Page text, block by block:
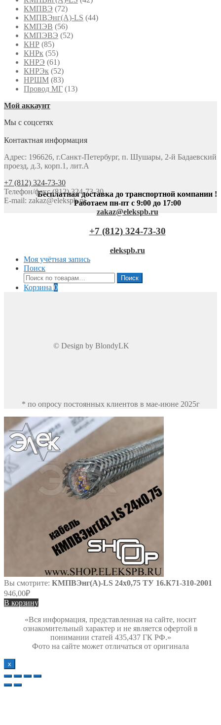
КМПВЭ (72)
КМПВЭнг(А)-LS (44)
КМПЭВ (56)
КМПЭВЭ (52)
КНР (85)
КНРк (55)
КНРЭ (61)
КНРЭк (52)
НРШМ (83)
Провод МГ (13)
Мой аккаунт
Мы с соцсетях
Контактная информация
Адрес: 196626, г.Санкт-Петербург, п. Шушары, 2-й Бадаевский
проезд, д.3, корп.1, лит.А
+7 (812) 324-73-30
Телефон/факс (812) 324-73-30
E-mail: zakaz@elekspb.ru
Бесплатная доставка до транспортной компании !
Работаем пн-пт с 9:00 до 17:00
zakaz@elekspb.ru
+7 (812) 324-73-30
elekspb.ru
Моя учётная запись
Поиск
Искать:
Поиск
Корзина 0
© Design by BlondyLK
* по опросу постоянных клиентов в мае-июне 2025г
Вы смотрите: КМПВЭнг(А)-LS 24х0,75 ТУ 16.К71-310-2001
946,00₽
В корзину
«Вся информация, представленная на сайте, носит
ознакомительный характер и не является офертой в
понимании статей 435,437 ГК РФ.»
Фото на сайте может отличаться от оригинала
х